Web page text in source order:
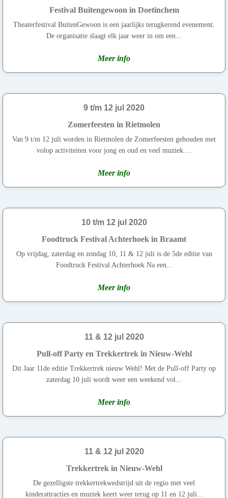
Festival Buitengewoon in Doetinchem
Theaterfestival BuitenGewoon is een jaarlijks terugkerend evenement.
De organisatie slaagt elk jaar weer in om een...
Meer info
9 t/m 12 jul 2020
Zomerfeesten in Rietmolen
Van 9 t/m 12 juli worden in Rietmolen de Zomerfeesten gehouden met
volop activiteiten voor jong en oud en veel muziek....
Meer info
10 t/m 12 jul 2020
Foodtruck Festival Achterhoek in Braamt
Op vrijdag, zaterdag en zondag 10, 11 & 12 juli is de 5de editie van
Foodtruck Festival Achterhoek Na een...
Meer info
11 & 12 jul 2020
Pull-off Party en Trekkertrek in Nieuw-Wehl
Dit Jaar 11de editie Trekkertrek nieuw Wehl! Met de Pull-off Party op
zaterdag 10 juli wordt weer een weekend vol...
Meer info
11 & 12 jul 2020
Trekkertrek in Nieuw-Wehl
De gezelligste trekkertrekwedstrijd uit de regio met veel
kinderattracties en muziek keert weer terug op 11 en 12 juli...